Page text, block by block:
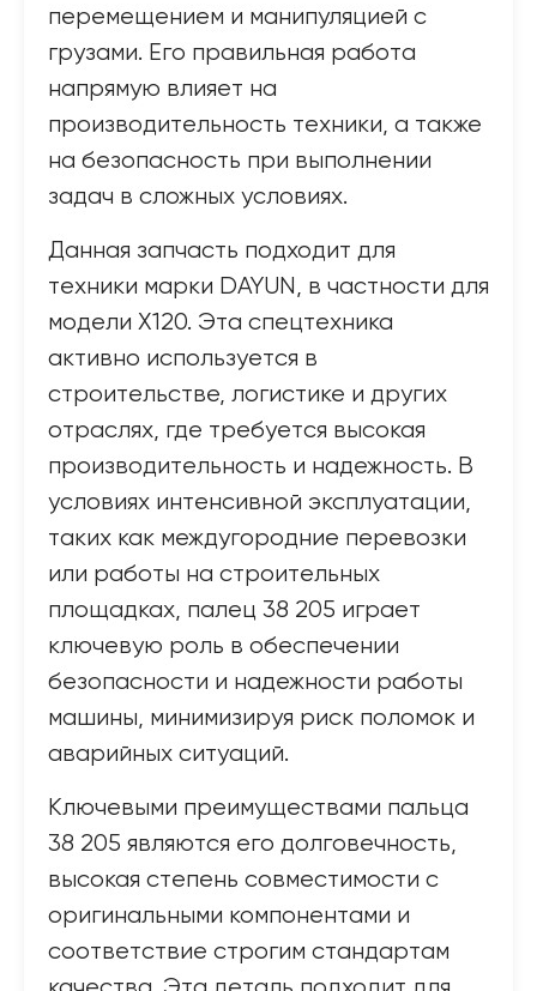
перемещением и манипуляцией с
грузами. Его правильная работа
напрямую влияет на
производительность техники, а также
на безопасность при выполнении
задач в сложных условиях.
Данная запчасть подходит для
техники марки DAYUN, в частности для
модели X120. Эта спецтехника
активно используется в
строительстве, логистике и других
отраслях, где требуется высокая
производительность и надежность. В
условиях интенсивной эксплуатации,
таких как междугородние перевозки
или работы на строительных
площадках, палец 38 205 играет
ключевую роль в обеспечении
безопасности и надежности работы
машины, минимизируя риск поломок и
аварийных ситуаций.
Ключевыми преимуществами пальца
38 205 являются его долговечность,
высокая степень совместимости с
оригинальными компонентами и
соответствие строгим стандартам